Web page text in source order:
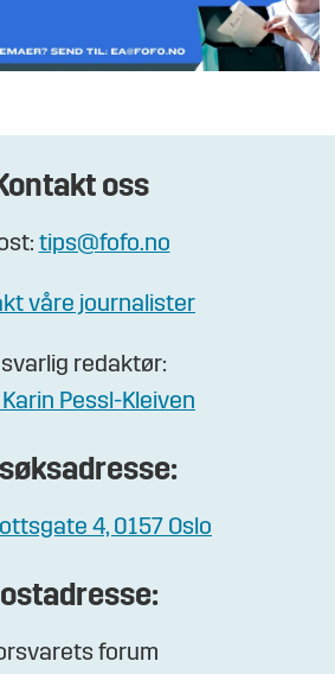
oss
tips@fofo.no
våre journalister
redaktør:
Pessl-Kleiven
4, 0157 Oslo
forum